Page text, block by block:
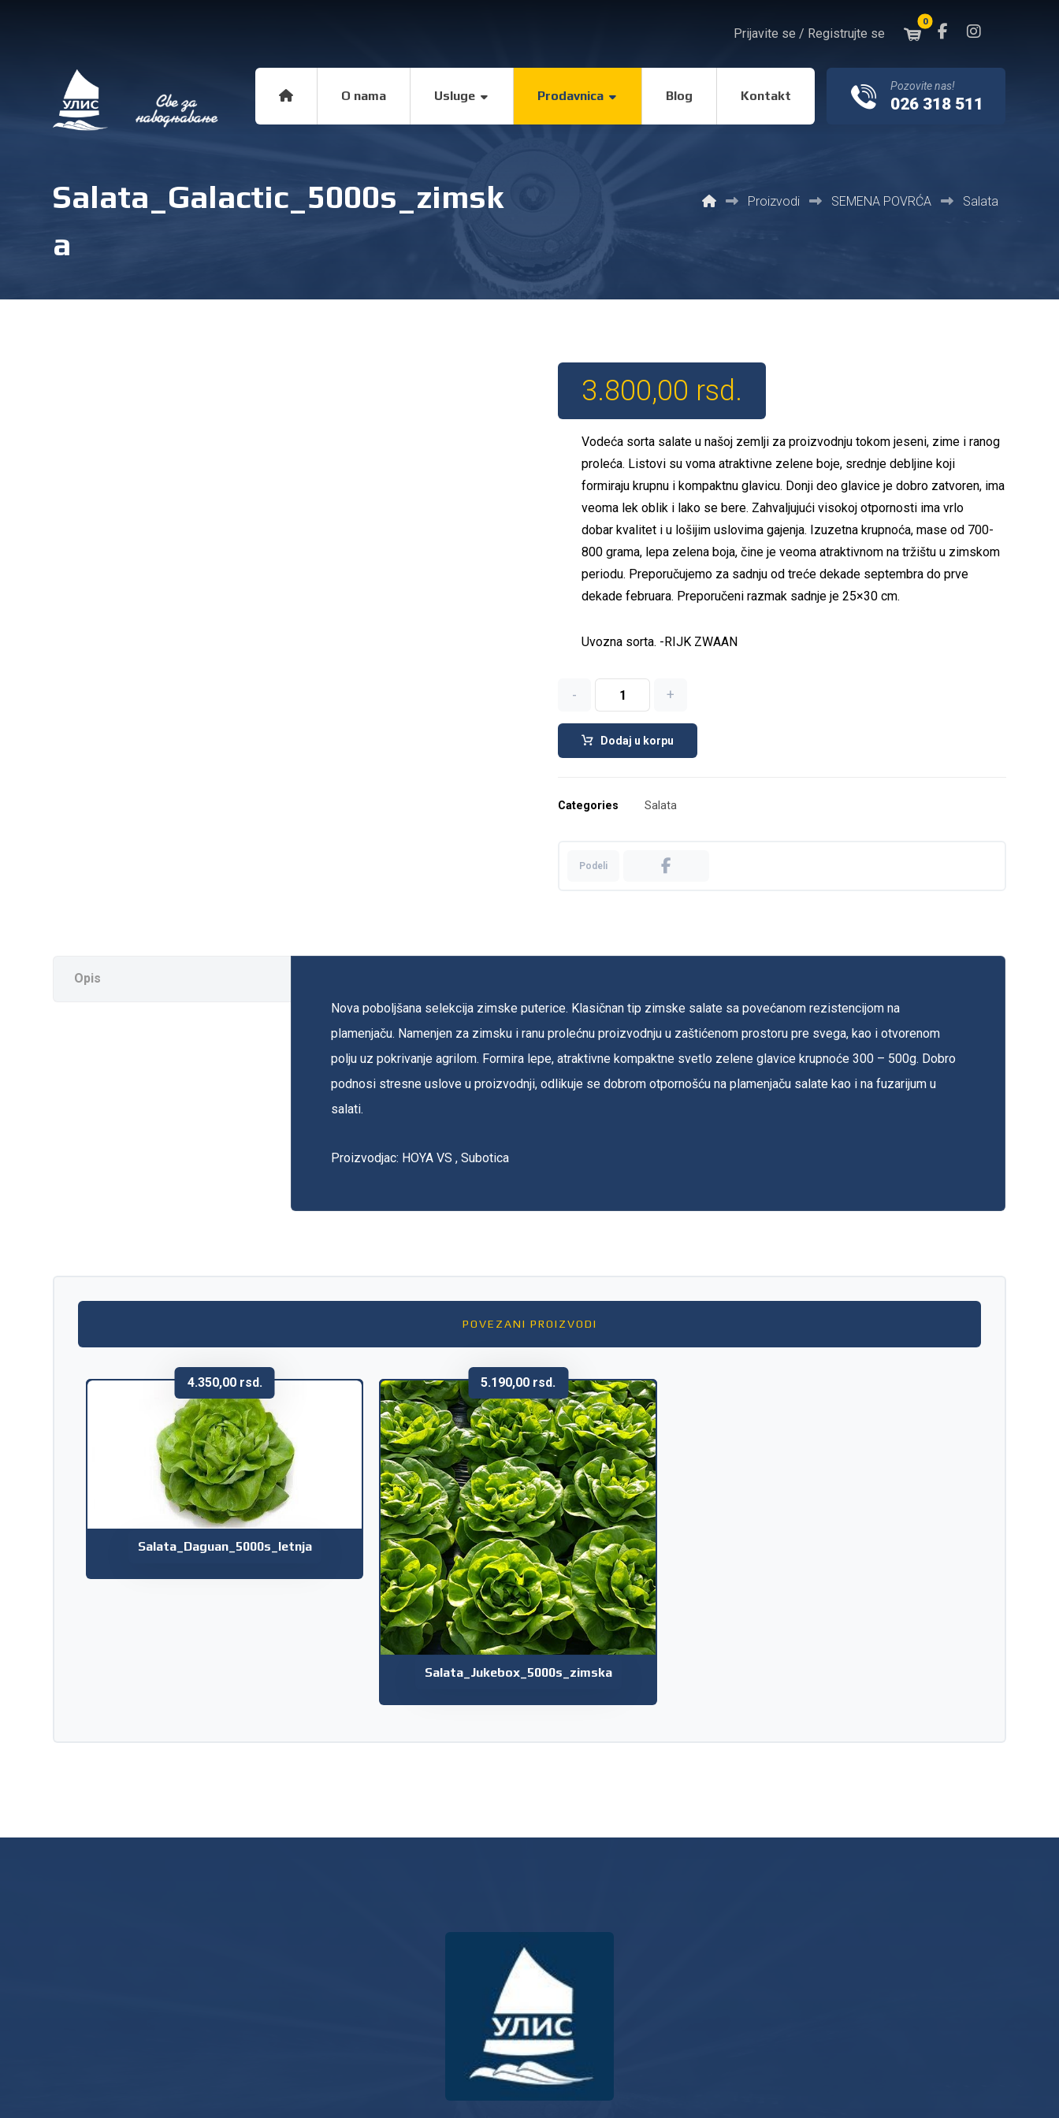
Prijavite se / Registrujte se
Pozovite nas!
026 318 511
O nama Usluge Prodavnica Blog Kontakt
Salata_Galactic_5000s_zimsk
a
Proizvodi SEMENA POVRĆA Salata
3.800,00 rsd.
Vodeća sorta salate u našoj zemlji za proizvodnju tokom jeseni, zime i ranog
proleća. Listovi su voma atraktivne zelene boje, srednje debljine koji
formiraju krupnu i kompaktnu glavicu. Donji deo glavice je dobro zatvoren, ima
veoma lek oblik i lako se bere. Zahvaljujući visokoj otpornosti ima vrlo
dobar kvalitet i u lošijim uslovima gajenja. Izuzetna krupnoća, mase od 700-
800 grama, lepa zelena boja, čine je veoma atraktivnom na tržištu u zimskom
periodu. Preporučujemo za sadnju od treće dekade septembra do prve
dekade februara. Preporučeni razmak sadnje je 25×30 cm.
Uvozna sorta. -RIJK ZWAAN
- +
Dodaj u korpu
Categories Salata
Opis
Nova poboljšana selekcija zimske puterice. Klasičnan tip zimske salate sa povećanom rezistencijom na
plamenjaču. Namenjen za zimsku i ranu prolećnu proizvodnju u zaštićenom prostoru pre svega, kao i otvorenom
polju uz pokrivanje agrilom. Formira lepe, atraktivne kompaktne svetlo zelene glavice krupnoće 300 – 500g. Dobro
podnosi stresne uslove u proizvodnji, odlikuje se dobrom otpornošću na plamenjaču salate kao i na fuzarijum u
salati.
Proizvodjac: HOYA VS , Subotica
POVEZANI PROIZVODI
Salata_Daguan_5000s_letnja
4.350,00 rsd.
Salata_Jukebox_5000s_zimska
5.190,00 rsd.